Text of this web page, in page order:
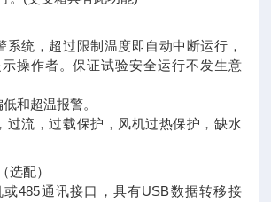
系统，超过限制温度即自动中断运行，
操作者。保证试验安全运行不发生意
和超温报警。
过流，过载保护，风机过热保护，缺水
选配）
485通讯接口，具有USB数据转移接